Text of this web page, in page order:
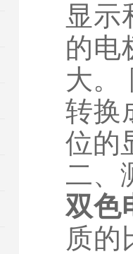
显示
的电
大。
转换
位的
二、
双色
质的